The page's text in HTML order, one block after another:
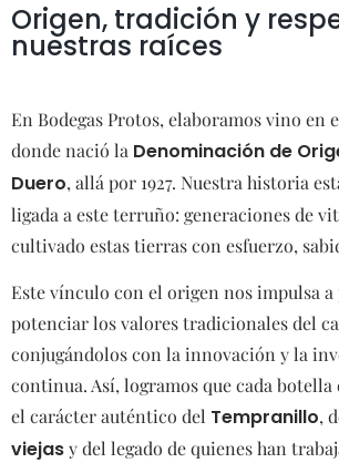
Origen, tradición y
nuestras raíces
En Bodegas Protos, elaboramos vino en
donde nació la Denominación de
Duero, allá por 1927. Nuestra historia
ligada a este terruño: generaciones de
cultivado estas tierras con esfuerzo,
Este vínculo con el origen nos impulsa a
potenciar los valores tradicionales del
conjugándolos con la innovación y la
continua. Así, logramos que cada botella
el carácter auténtico del Tempranillo,
viejasydel legado de quienes han